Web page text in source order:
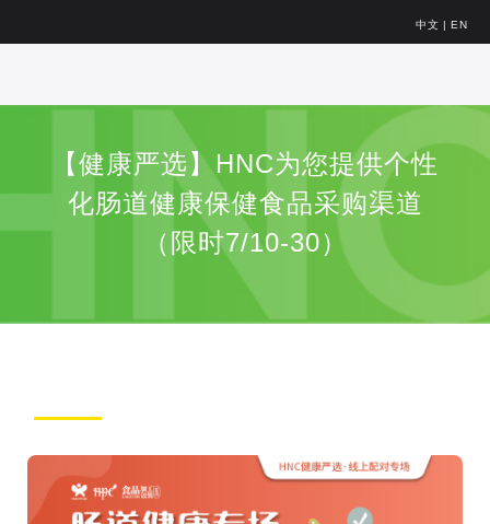
中文 | EN
【健康严选】HNC为您提供个性
化肠道健康保健食品采购渠道
（限时7/10-30）